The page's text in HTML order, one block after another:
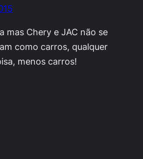
mas Chery e JAC não se
como carros, qualquer
menos carros!